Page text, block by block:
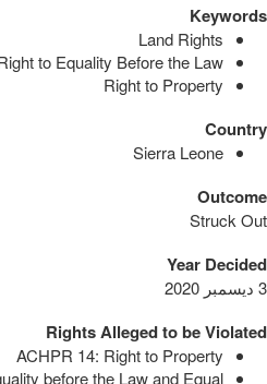
Keywords
Land Rights
to Equality Before the Law
Right to Property
Country
Sierra Leone
Outcome
Struck Out
Year Decided
3 ديسمبر 2020
Rights Alleged to be Violated
ACHPR 14: Right to Property
before the Law and Equal